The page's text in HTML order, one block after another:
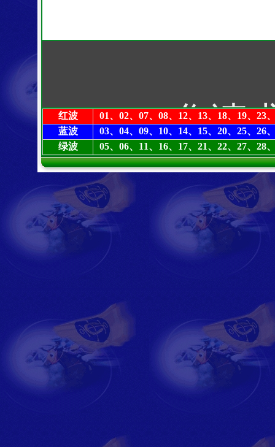
红波
01、02、07、08、12、13、18、19、23
蓝波
03、04、09、10、14、15、20、25、26
绿波
05、06、11、16、17、21、22、27、28